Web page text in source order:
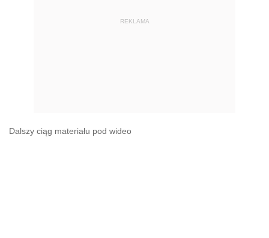
REKLAMA
Dalszy ciąg materiału pod wideo